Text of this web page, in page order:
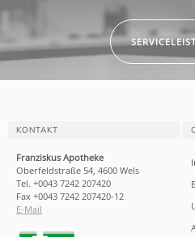
KONTAKT
Franziskus Apotheke
Oberfeldstraße 54, 4600 Wels
Tel. +0043 7242 207420
Fax +0043 7242 207420-12
E-Mail